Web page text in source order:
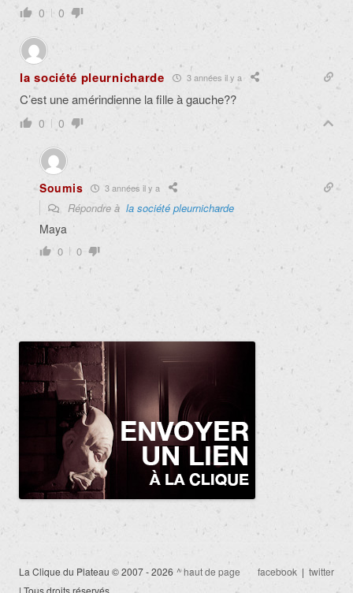
0 0
la société pleurnicharde 3 années il y a
C’est une amérindienne la fille à gauche??
0 0
Soumis 3 années il y a
Répondre à la société pleurnicharde
Maya
0 0
La Clique du Plateau © 2007 - 2026 ^ haut de page facebook | twitter